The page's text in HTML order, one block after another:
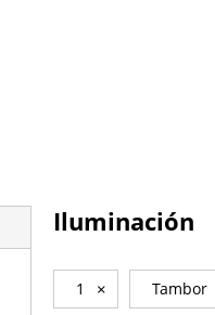
Iluminación
1 × Tambor